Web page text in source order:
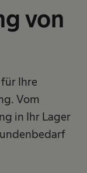
von
Ihre
Vom
in Ihr Lager